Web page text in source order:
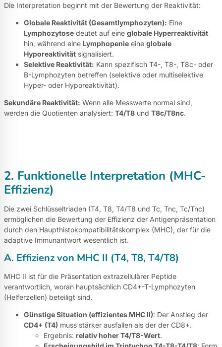
Die Interpretation beginnt mit der Bewertung der Reaktivität:
Globale Reaktivität (Gesamtlymphozyten): Eine
Lymphozytose deutet auf eine globale Hyperreaktivität
hin, während eine Lymphopenie eine globale
Hyporeaktivität signalisiert.
Selektive Reaktivität: Kann spezifisch T4-, T8-, T8c- oder
B-Lymphozyten betreffen (selektive oder multiselektive
Hyper- oder Hyporeaktivität).
Sekundäre Reaktivität: Wenn alle Messwerte normal sind,
werden die Quotienten analysiert: T4/T8 und T8c/T8nc.
2. Funktionelle Interpretation (MHC-
Effizienz)
Die zwei Schlüsseltriaden (T4, T8, T4/T8 und Tc, Tnc, Tc/Tnc)
ermöglichen die Bewertung der Effizienz der Antigenpräsentation
durch den Haupthistokompatibilitätskomplex (MHC), der für die
adaptive Immunantwort wesentlich ist.
A. Effizienz von MHC II (T4, T8, T4/T8)
MHC II ist für die Präsentation extrazellulärer Peptide
verantwortlich, woran hauptsächlich CD4+-T-Lymphozyten
(Helferzellen) beteiligt sind.
Günstige Situation (effizientes MHC II): Der Anstieg der
CD4+ (T4) muss stärker ausfallen als der der CD8+.
Ergebnis: relativ hoher T4/T8-Wert.